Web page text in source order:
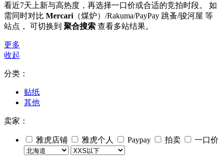
看近7天上新与高热度，再选择一口价或合适的竞拍时段。 如
需同时对比 Mercari （煤炉）/Rakuma/PayPay 跳蚤/骏河屋 等
站点， 可切换到 聚合搜索 查看多站结果。
更多
收起
分类：
贴纸
其他
卖家：
雅虎店铺 雅虎个人 Paypay 拍卖 一口价